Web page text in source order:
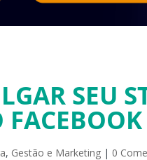
SEU
FACEBOOK
, Gestão e Marketing| 0